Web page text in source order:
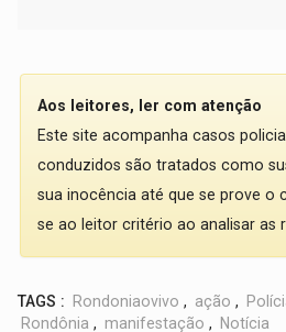
Aos leitores, ler com atenção
Este site acompanha casos
conduzidos são tratados como
sua inocência até que se prove o
se ao leitor critério ao analisar as
TAGS : Rondoniaovivo , ação ,
Rondônia , manifestação, Notícia